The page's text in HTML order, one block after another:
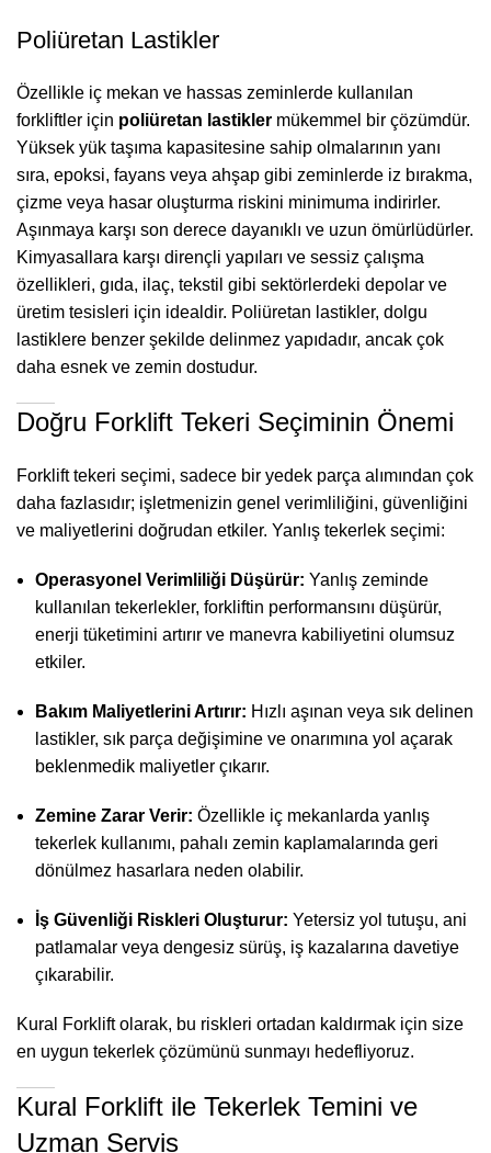
Poliüretan Lastikler
Özellikle iç mekan ve hassas zeminlerde kullanılan
forkliftler için poliüretan lastikler mükemmel bir çözümdür.
Yüksek yük taşıma kapasitesine sahip olmalarının yanı
sıra, epoksi, fayans veya ahşap gibi zeminlerde iz bırakma,
çizme veya hasar oluşturma riskini minimuma indirirler.
Aşınmaya karşı son derece dayanıklı ve uzun ömürlüdürler.
Kimyasallara karşı dirençli yapıları ve sessiz çalışma
özellikleri, gıda, ilaç, tekstil gibi sektörlerdeki depolar ve
üretim tesisleri için idealdir. Poliüretan lastikler, dolgu
lastiklere benzer şekilde delinmez yapıdadır, ancak çok
daha esnek ve zemin dostudur.
Doğru Forklift Tekeri Seçiminin Önemi
Forklift tekeri seçimi, sadece bir yedek parça alımından çok
daha fazlasıdır; işletmenizin genel verimliliğini, güvenliğini
ve maliyetlerini doğrudan etkiler. Yanlış tekerlek seçimi:
Operasyonel Verimliliği Düşürür: Yanlış zeminde
kullanılan tekerlekler, forkliftin performansını düşürür,
enerji tüketimini artırır ve manevra kabiliyetini olumsuz
etkiler.
Bakım Maliyetlerini Artırır: Hızlı aşınan veya sık delinen
lastikler, sık parça değişimine ve onarımına yol açarak
beklenmedik maliyetler çıkarır.
Zemine Zarar Verir: Özellikle iç mekanlarda yanlış
tekerlek kullanımı, pahalı zemin kaplamalarında geri
dönülmez hasarlara neden olabilir.
İş Güvenliği Riskleri Oluşturur: Yetersiz yol tutuşu, ani
patlamalar veya dengesiz sürüş, iş kazalarına davetiye
çıkarabilir.
Kural Forklift olarak, bu riskleri ortadan kaldırmak için size
en uygun tekerlek çözümünü sunmayı hedefliyoruz.
Kural Forklift ile Tekerlek Temini ve
Uzman Servis